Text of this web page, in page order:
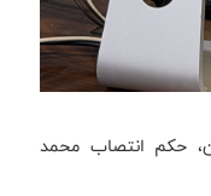
حکم انتصاب محمد